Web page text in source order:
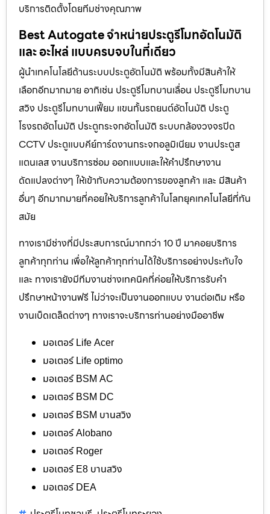
บริการติดตั้งโดยทีมช่างคุณภาพ
Best Autogate จำหน่ายประตูรีโมทอัตโนมัติ
และ อะไหล่ แบบครบจบในที่เดียว
ผู้นำเทคโนโลยีด้านระบบประตูอัตโนมัติ พร้อมทั้งมีสินค้าให้
เลือกอีกมากมาย อาทิเช่น ประตูรีโมทบานเลื่อน ประตูรีโมทบาน
สวิง ประตูรีโมทบานเฟี้ยม แขนกั้นรถยนต์อัตโนมัติ ประตู
โรงรถอัตโนมัติ ประตูกระจกอัตโนมัติ ระบบกล้องวงจรปิด
CCTV ประตูแบบคีย์การ์ดงานกระจกอลูมิเนียม งานประตูส
แตนเลส งานบริการซ่อม ออกแบบและให้คำปรึกษางาน
ดัดแปลงต่างๆ ให้เข้ากับความต้องการของลูกค้า และ มีสินค้า
อื่นๆ อีกมากมายที่คอยให้บริการลูกค้าในโลกยุคเทคโนโลยีที่ทัน
สมัย
ทางเรามีช่างที่มีประสบการณ์มากกว่า 10 ปี มาคอยบริการ
ลูกค้าทุกท่าน เพื่อให้ลูกค้าทุกท่านได้ใช้บริการอย่างประทับใจ
และ ทางเรายังมีทีมงานช่างเทคนิคที่ค่อยให้บริการรับคำ
ปรึกษาหน้างานฟรี ไม่ว่าจะเป็นงานออกแบบ งานต่อเติม หรือ
งานเบ็ดเตล็ดต่างๆ ทางเราจะบริการท่านอย่างมืออาชีพ
มอเตอร์ Life Acer
มอเตอร์ Life optimo
มอเตอร์ BSM AC
มอเตอร์ BSM DC
มอเตอร์ BSM บานสวิง
มอเตอร์ Alobano
มอเตอร์ Roger
มอเตอร์ E8 บานสวิง
มอเตอร์ DEA